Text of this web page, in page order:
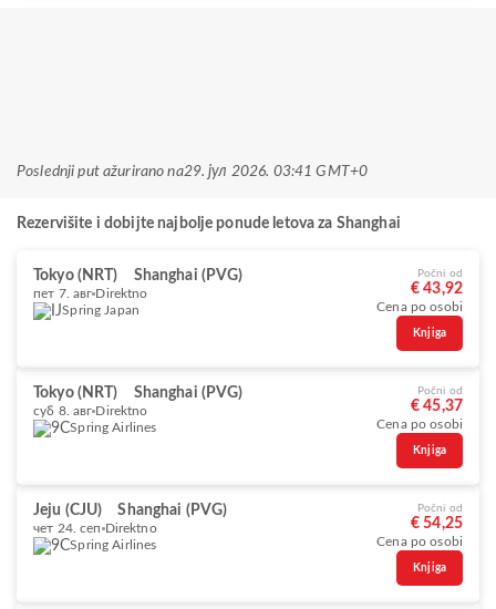
Poslednji put ažurirano na29. јул 2026. 03:41 GMT+0
Rezervišite i dobijte najbolje ponude letova za Shanghai
Tokyo (NRT) Shanghai (PVG)
пет 7. авг Direktno
Spring Japan
Počni od
€ 43,92
Cena po osobi
Knjiga
Tokyo (NRT) Shanghai (PVG)
суб 8. авг Direktno
Spring Airlines
Počni od
€ 45,37
Cena po osobi
Knjiga
Jeju (CJU) Shanghai (PVG)
чет 24. сеп Direktno
Spring Airlines
Počni od
€ 54,25
Cena po osobi
Knjiga